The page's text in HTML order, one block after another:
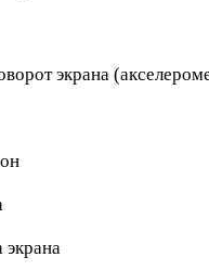
экрана
экрана